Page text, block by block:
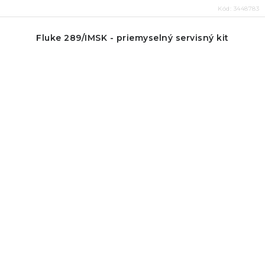
Kód: 3448783
Fluke 289/IMSK - priemyselný servisný kit